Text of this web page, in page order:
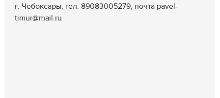
г. Чебоксары, тел. 89083005279, почта pavel-
timur@mail.ru